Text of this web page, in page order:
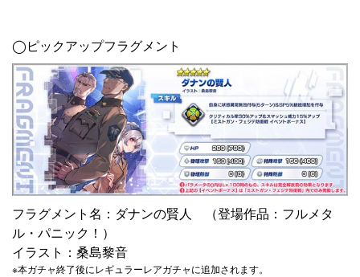
◯ピックアップフラグメント
フラグメント名：ダナンの賢人 （登場作品：フルメタ
ル・パニック！）
イラスト：桑島黎音
※本ガチャ終了後にレギュラーレアガチャに追加されます。